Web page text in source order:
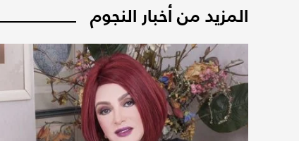
المزيد من أخبار النجوم